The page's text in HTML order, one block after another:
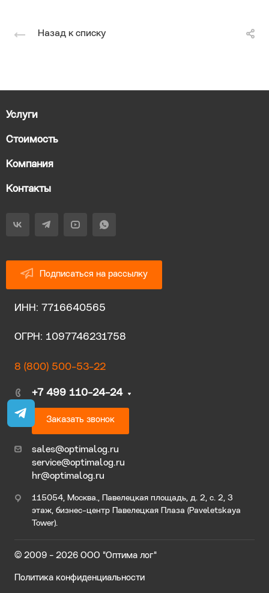
Назад к списку
Услуги
Стоимость
Компания
Контакты
Подписаться на рассылку
ИНН: 7716640565
ОГРН: 1097746231758
8 (800) 500-53-22
+7 499 110-24-24
Заказать звонок
sales@optimalog.ru
service@optimalog.ru
hr@optimalog.ru
115054, Москва., Павелецкая площадь, д. 2, с. 2, 3
этаж, бизнес-центр Павелецкая Плаза (Paveletskaya
Tower).
© 2009 - 2026 ООО "Оптима лог"
Политика конфиденциальности